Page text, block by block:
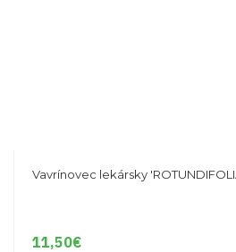
Vavrínovec lekársky
11,50€